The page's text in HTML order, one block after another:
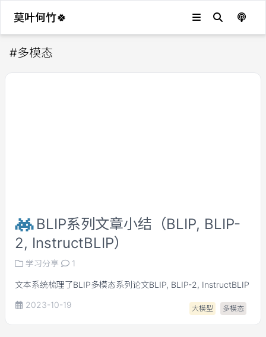
莫叶何竹🍀
#多模态
BLIP系列文章小结（BLIP, BLIP-
2, InstructBLIP）
学习分享 1
文本系统梳理了BLIP多模态系列论文BLIP, BLIP-2, InstructBLIP
2023-10-19
大模型 多模态